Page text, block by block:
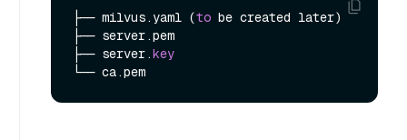
├── milvus.yaml (to be created later)
├── server.pem
├── server.key